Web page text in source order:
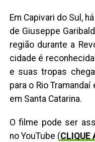
Em Capivari do Sul,
de Giuseppe
região durante a
cidade é
e suas tropas
para o Rio
em Santa Catarina.
O filme pode ser
no YouTube (CLIQUE